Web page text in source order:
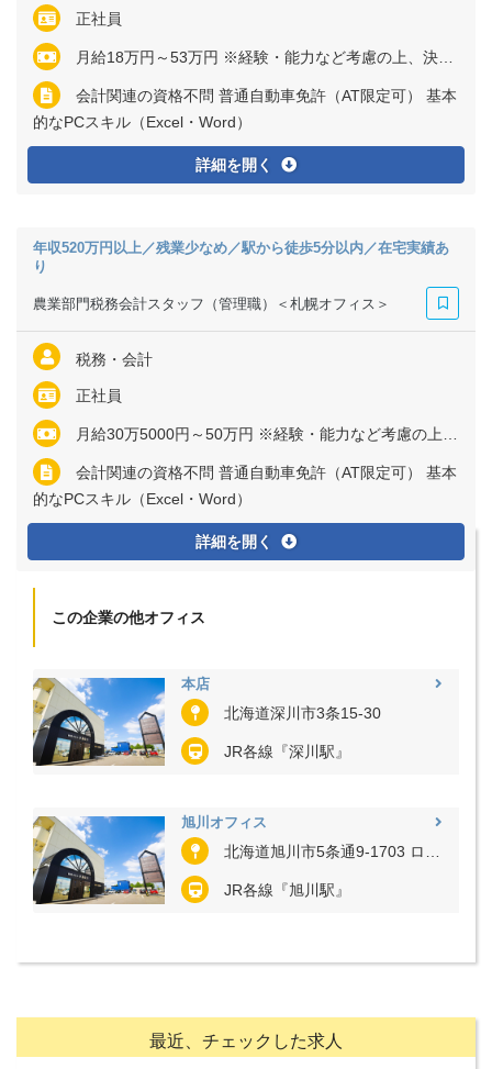
正社員
月給18万円～53万円 ※経験・能力など考慮の上、決定いたします ※残業代は全額支給
会計関連の資格不問 普通自動車免許（AT限定可） 基本
的なPCスキル（Excel・Word）
詳細を開く
年収520万円以上／残業少なめ／駅から徒歩5分以内／在宅実績あ
り
農業部門税務会計スタッフ（管理職）＜札幌オフィス＞
税務・会計
正社員
月給30万5000円～50万円 ※経験・能力など考慮の上、決定いたします ※残業代は全額支給
会計関連の資格不問 普通自動車免許（AT限定可） 基本
的なPCスキル（Excel・Word）
詳細を開く
この企業の他オフィス
本店
北海道深川市3条15-30
JR各線『深川駅』
旭川オフィス
北海道旭川市5条通9-1703 ロイヤルビル5階
JR各線『旭川駅』
最近、チェックした求人